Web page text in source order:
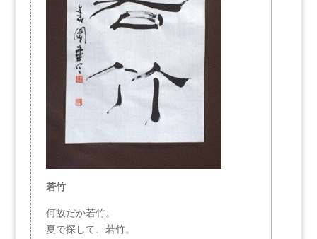
若竹
何故だか若竹。
夏で探して、若竹。